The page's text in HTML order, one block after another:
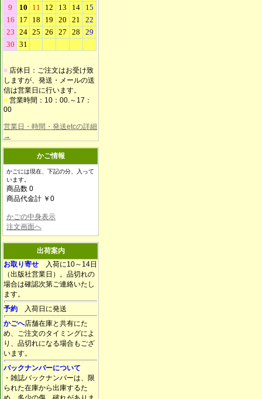
■ 店休日：ご注文はお受け致
しますが、発送・メールの送
信は営業日に行います。
■ 営業時間：10：00.～17：
00
営業日・時間・発送etcの詳細
→
かご情報
かごには現在、下記の分、入って
います。
商品数 0
商品代金計 ￥0
かごの中身表示
注文画面へ
出荷案内
お取り寄せ 入荷に10～14日
（出版社営業日）。品切れの
場合は確認次第ご連絡いたし
ます。
予約 入荷日に発送
かごへ店舗在庫と共有にた
め、ご注文のタイミングによ
り、品切れになる場合もござ
います。
バックナンバーについて
・雑誌バックナンバーは、限
られた在庫から出庫するた